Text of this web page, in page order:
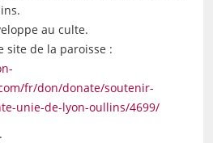
au culte.
site de la paroisse :
fr/don/donate/soutenir-
unie-de-lyon-oullins/4699/